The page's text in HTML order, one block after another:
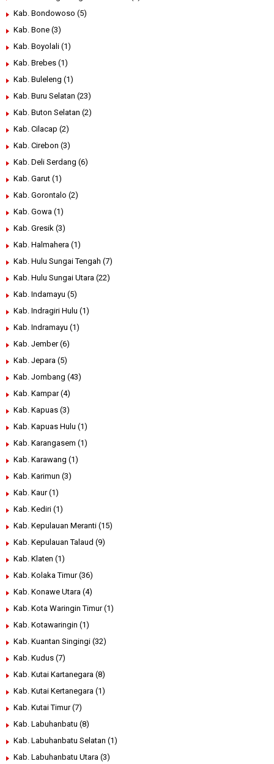
Kab. Bondowoso (5)
Kab. Bone (3)
Kab. Boyolali (1)
Kab. Brebes (1)
Kab. Buleleng (1)
Kab. Buru Selatan (23)
Kab. Buton Selatan (2)
Kab. Cilacap (2)
Kab. Cirebon (3)
Kab. Deli Serdang (6)
Kab. Garut (1)
Kab. Gorontalo (2)
Kab. Gowa (1)
Kab. Gresik (3)
Kab. Halmahera (1)
Kab. Hulu Sungai Tengah (7)
Kab. Hulu Sungai Utara (22)
Kab. Indamayu (5)
Kab. Indragiri Hulu (1)
Kab. Indramayu (1)
Kab. Jember (6)
Kab. Jepara (5)
Kab. Jombang (43)
Kab. Kampar (4)
Kab. Kapuas (3)
Kab. Kapuas Hulu (1)
Kab. Karangasem (1)
Kab. Karawang (1)
Kab. Karimun (3)
Kab. Kaur (1)
Kab. Kediri (1)
Kab. Kepulauan Meranti (15)
Kab. Kepulauan Talaud (9)
Kab. Klaten (1)
Kab. Kolaka Timur (36)
Kab. Konawe Utara (4)
Kab. Kota Waringin Timur (1)
Kab. Kotawaringin (1)
Kab. Kuantan Singingi (32)
Kab. Kudus (7)
Kab. Kutai Kartanegara (8)
Kab. Kutai Kertanegara (1)
Kab. Kutai Timur (7)
Kab. Labuhanbatu (8)
Kab. Labuhanbatu Selatan (1)
Kab. Labuhanbatu Utara (3)